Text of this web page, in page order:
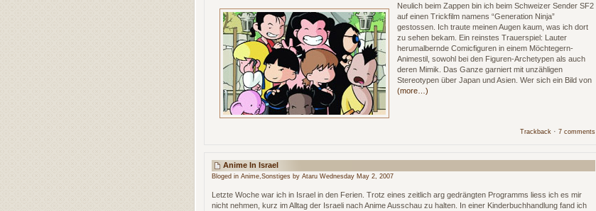
Neulich beim Zappen bin ich beim Schweizer Sender SF2
auf einen Trickfilm namens “Generation Ninja”
gestossen. Ich traute meinen Augen kaum, was ich dort
zu sehen bekam. Ein reinstes Trauerspiel: Lauter
herumalbernde Comicfiguren in einem Möchtegern-
Animestil, sowohl bei den Figuren-Archetypen als auch
deren Mimik. Das Ganze garniert mit unzähligen
Stereotypen über Japan und Asien. Wer sich ein Bild von
(more…)
Trackback · 7 comments
Anime In Israel
Bloged in Anime,Sonstiges by Ataru Wednesday May 2, 2007
Letzte Woche war ich in Israel in den Ferien. Trotz eines zeitlich arg gedrängten Programms liess ich es mir
nicht nehmen, kurz im Alltag der Israeli nach Anime Ausschau zu halten. In einer Kinderbuchhandlung fand ich